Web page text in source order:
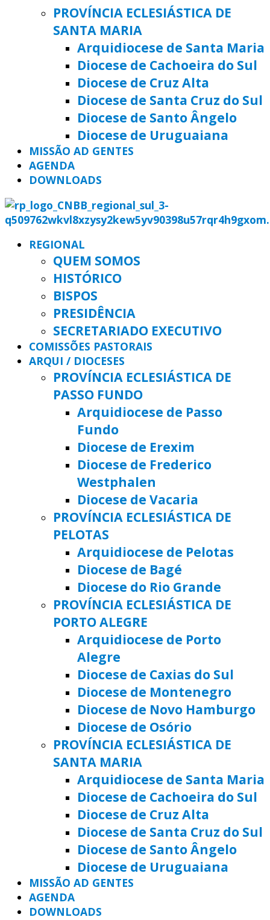
PROVÍNCIA ECLESIÁSTICA DE
SANTA MARIA
Arquidiocese de Santa Maria
Diocese de Cachoeira do Sul
Diocese de Cruz Alta
Diocese de Santa Cruz do Sul
Diocese de Santo Ângelo
Diocese de Uruguaiana
MISSÃO AD GENTES
AGENDA
DOWNLOADS
REGIONAL
QUEM SOMOS
HISTÓRICO
BISPOS
PRESIDÊNCIA
SECRETARIADO EXECUTIVO
COMISSÕES PASTORAIS
ARQUI / DIOCESES
PROVÍNCIA ECLESIÁSTICA DE
PASSO FUNDO
Arquidiocese de Passo
Fundo
Diocese de Erexim
Diocese de Frederico
Westphalen
Diocese de Vacaria
PROVÍNCIA ECLESIÁSTICA DE
PELOTAS
Arquidiocese de Pelotas
Diocese de Bagé
Diocese do Rio Grande
PROVÍNCIA ECLESIÁSTICA DE
PORTO ALEGRE
Arquidiocese de Porto
Alegre
Diocese de Caxias do Sul
Diocese de Montenegro
Diocese de Novo Hamburgo
Diocese de Osório
PROVÍNCIA ECLESIÁSTICA DE
SANTA MARIA
Arquidiocese de Santa Maria
Diocese de Cachoeira do Sul
Diocese de Cruz Alta
Diocese de Santa Cruz do Sul
Diocese de Santo Ângelo
Diocese de Uruguaiana
MISSÃO AD GENTES
AGENDA
DOWNLOADS